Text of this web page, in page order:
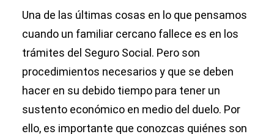
Una de las últimas cosas en lo que pensamos
cuando un familiar cercano fallece es en los
trámites del Seguro Social. Pero son
procedimientos necesarios y que se deben
hacer en su debido tiempo para tener un
sustento económico en medio del duelo. Por
ello, es importante que conozcas quiénes son